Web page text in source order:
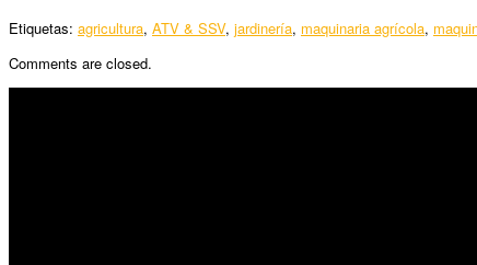
Etiquetas: agricultura, ATV & SSV, jardinería, maquinaria agrícola,
Comments are closed.